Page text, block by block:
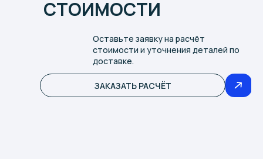
СТОИМОСТИ
Оставьте заявку на расчёт
стоимости и уточнения деталей по
доставке.
ЗАКАЗАТЬ РАСЧЁТ